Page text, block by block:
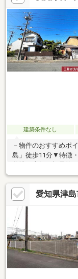
分(約230m)※容積率
望の住まい探しを
ご相談はお気軽にお
建築条件なし
－物件のおすすめポ
島」徒歩11分▼特徴
敷地・南側は幅員約
は約10.8m・建築条
物があり、近隣状況
更地にて引渡し▼周
ル津島店 徒歩7分(約
望の住まい探しを
ご相談はお気軽にお
愛知県津